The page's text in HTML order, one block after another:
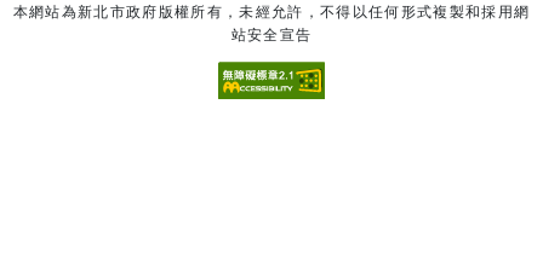
本網站為新北市政府版權所有，未經允許，不得以任何形式複製和採用網
站安全宣告